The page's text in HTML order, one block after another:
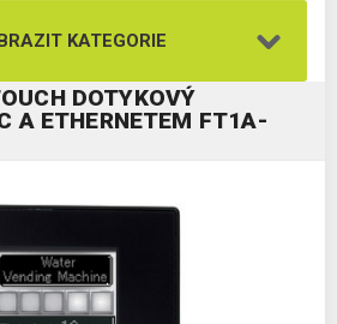
KATEGORIE
DOTYKOVÝ
A ETHERNETEM FT1A-